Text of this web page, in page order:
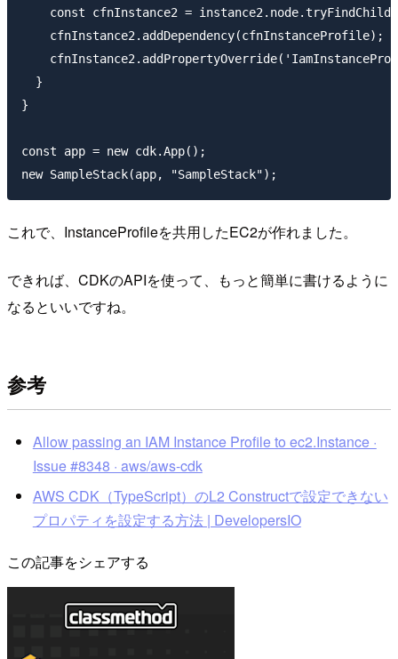
const cfnInstance2 =
    cfnInstance2.addDependency(cfnInstanceProfile);
  }
}
const app = new cdk.App();
これで、InstanceProfileを共用したEC2が作れました。
できれば、CDKのAPIを使って、もっと簡単に書けるように
なるといいですね。
参考
Allow passing an IAM Instance Profile to ec2.Instance ·
Issue #8348 · aws/aws-cdk
AWS CDK（TypeScript）のL2 Constructで設定できない
プロパティを設定する方法 | DevelopersIO
この記事をシェアする